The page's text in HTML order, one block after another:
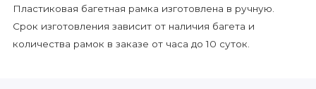
Пластиковая багетная рамка изготовлена в ручную.
Срок изготовления зависит от наличия багета и
количества рамок в заказе от часа до 10 суток.